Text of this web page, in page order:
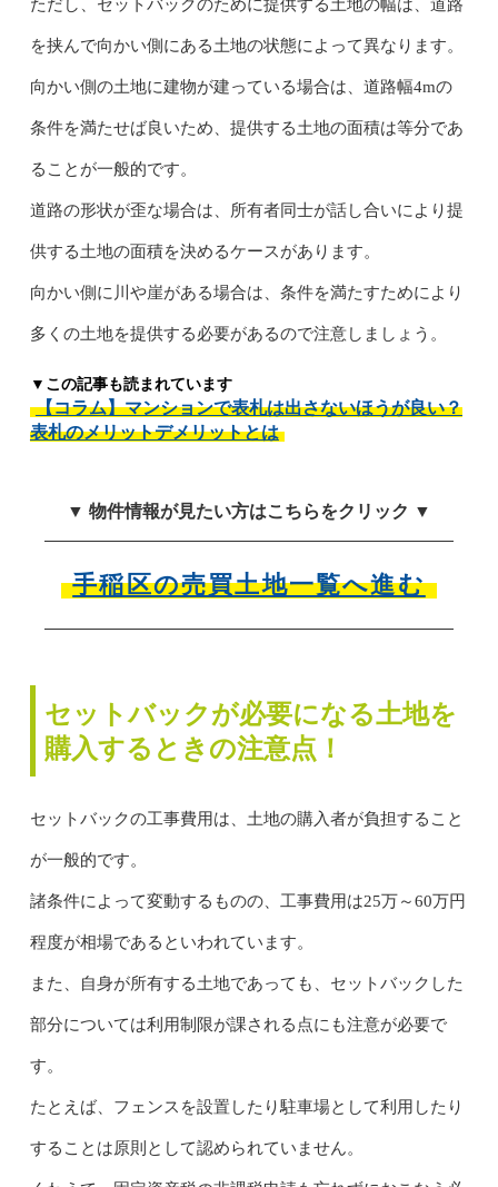
ただし、セットバックのために提供する土地の幅は、道路
を挟んで向かい側にある土地の状態によって異なります。
向かい側の土地に建物が建っている場合は、道路幅4mの
条件を満たせば良いため、提供する土地の面積は等分であ
ることが一般的です。
道路の形状が歪な場合は、所有者同士が話し合いにより提
供する土地の面積を決めるケースがあります。
向かい側に川や崖がある場合は、条件を満たすためにより
多くの土地を提供する必要があるので注意しましょう。
▼この記事も読まれています
【コラム】マンションで表札は出さないほうが良い？
表札のメリットデメリットとは
▼ 物件情報が見たい方はこちらをクリック ▼
手稲区の売買土地一覧へ進む
セットバックが必要になる土地を
購入するときの注意点！
セットバックの工事費用は、土地の購入者が負担すること
が一般的です。
諸条件によって変動するものの、工事費用は25万～60万円
程度が相場であるといわれています。
また、自身が所有する土地であっても、セットバックした
部分については利用制限が課される点にも注意が必要で
す。
たとえば、フェンスを設置したり駐車場として利用したり
することは原則として認められていません。